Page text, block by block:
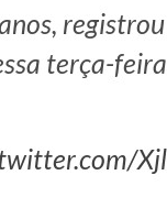
terça-